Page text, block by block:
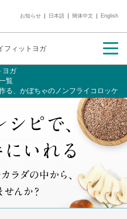
お知らせ 日本語 簡体中文 English
フィットヨガ店舗を探す
ヨガ
覧
る、かぼちゃのノンフライコロッケ